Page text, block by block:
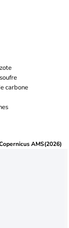
carbone
AMS(2026)